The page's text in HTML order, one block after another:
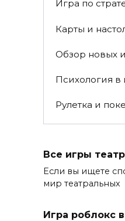
Игра по
Карты и
Обзор новых
Психология в
Рулетка и
Все игры
Если вы ищете
мир театральных
Игра роблокс